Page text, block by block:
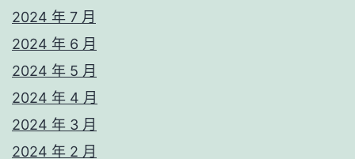
2024 年 7 月
2024 年 6 月
2024 年 5 月
2024 年 4 月
2024 年 3 月
2024 年 2 月